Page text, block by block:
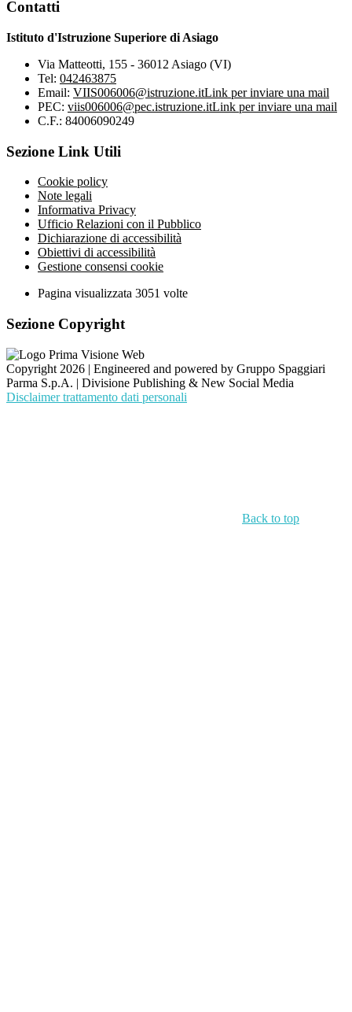
Contatti
Istituto d'Istruzione Superiore di Asiago
Via Matteotti, 155 - 36012 Asiago (VI)
Tel: 042463875
Email: VIIS006006@istruzione.itLink per inviare una mail
PEC: viis006006@pec.istruzione.itLink per inviare una mail
C.F.: 84006090249
Sezione Link Utili
Cookie policy
Note legali
Informativa Privacy
Ufficio Relazioni con il Pubblico
Dichiarazione di accessibilità
Obiettivi di accessibilità
Gestione consensi cookie
Pagina visualizzata 3051 volte
Sezione Copyright
Copyright 2026 | Engineered and powered by Gruppo Spaggiari
Parma S.p.A. | Divisione Publishing & New Social Media
Disclaimer trattamento dati personali
Back to top